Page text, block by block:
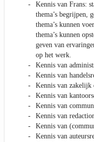
Kennis van Frans:
thema’s begrijpen,
thema’s kunnen
thema’s kunnen
geven van
op het werk.
Kennis van
Kennis van
Kennis van zakelijk
Kennis van
Kennis van
Kennis van
Kennis van
Kennis van